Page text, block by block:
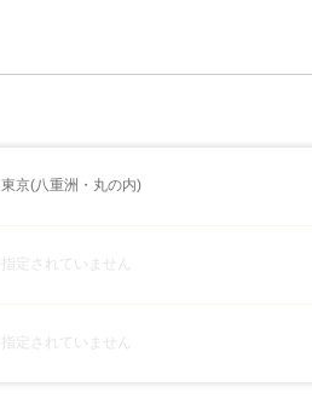
東京(八重洲・丸の内)
指定されていません
指定されていません